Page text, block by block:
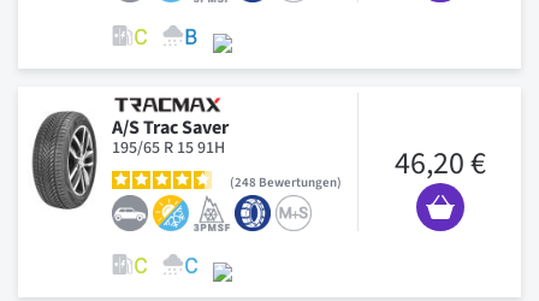
A/S Trac Saver
195/65 R 15 91H
248 Bewertungen 46,20 €